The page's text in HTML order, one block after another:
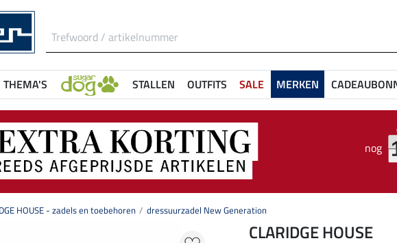
THEMA'S STALLEN OUTFITS SALE MERKEN
nog
HOUSE - zadels en toebehoren dressuurzadel New Generation
CLARIDGE HOUSE